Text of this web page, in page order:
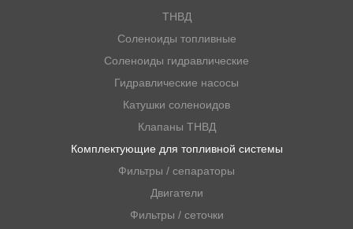
ТНВД
Соленоиды топливные
Соленоиды гидравлические
Гидравлические насосы
Катушки соленоидов
Клапаны ТНВД
Комплектующие для топливной системы
Фильтры / сепараторы
Двигатели
Фильтры / сеточки